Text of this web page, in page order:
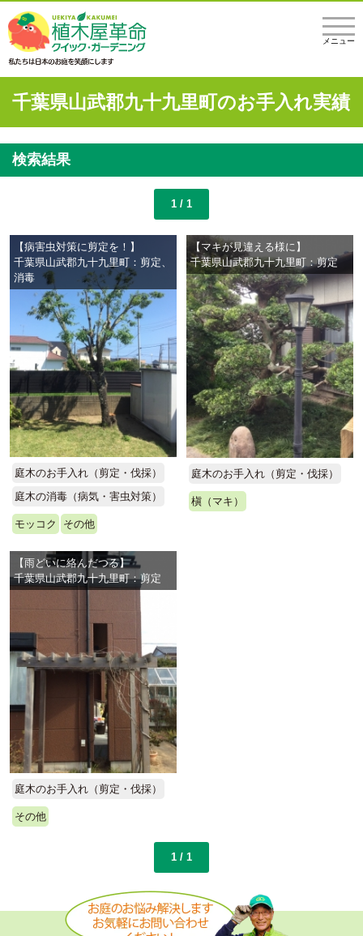
メニュー
千葉県山武郡九十九里町のお手入れ実績
検索結果
1 / 1
【病害虫対策に剪定を！】
千葉県山武郡九十九里町：剪定、
消毒
庭木のお手入れ（剪定・伐採）
庭木の消毒（病気・害虫対策）
モッコク その他
【マキが見違える様に】
千葉県山武郡九十九里町：剪定
庭木のお手入れ（剪定・伐採）
槇（マキ）
【雨どいに絡んだつる】
千葉県山武郡九十九里町：剪定
庭木のお手入れ（剪定・伐採）
その他
1 / 1